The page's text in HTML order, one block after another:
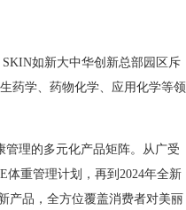
如新大中华创新总部园区斥
药学、药物化学、应用化学等领
理的多元化产品矩阵。从广受
体重管理计划，再到2024年全新
产品，全方位覆盖消费者对美丽